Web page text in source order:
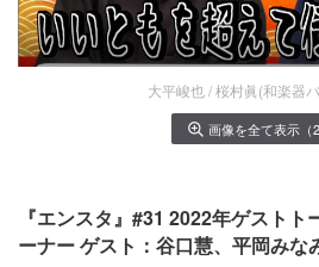
大平峻也 / 桜村眞(和楽器
画像を全て表示（2
『エンスタ』#31 2022年ゲストト
ーナー ゲスト：谷口慧、平岡みな